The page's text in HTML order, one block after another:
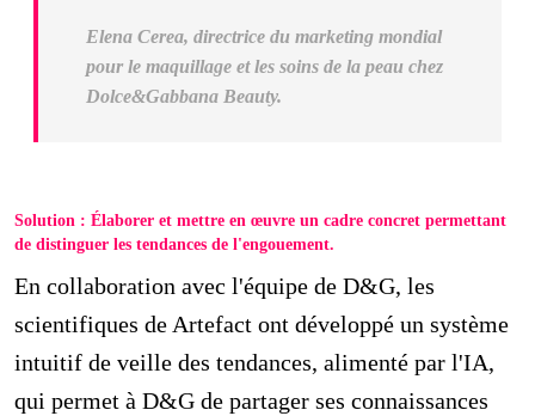
Elena Cerea, directrice du marketing mondial
pour le maquillage et les soins de la peau chez
Dolce&Gabbana Beauty.
Solution : Élaborer et mettre en œuvre un cadre concret permettant
de distinguer les tendances de l'engouement.
En collaboration avec l'équipe de D&G, les
scientifiques de Artefact ont développé un système
intuitif de veille des tendances, alimenté par l'IA,
qui permet à D&G de partager ses connaissances